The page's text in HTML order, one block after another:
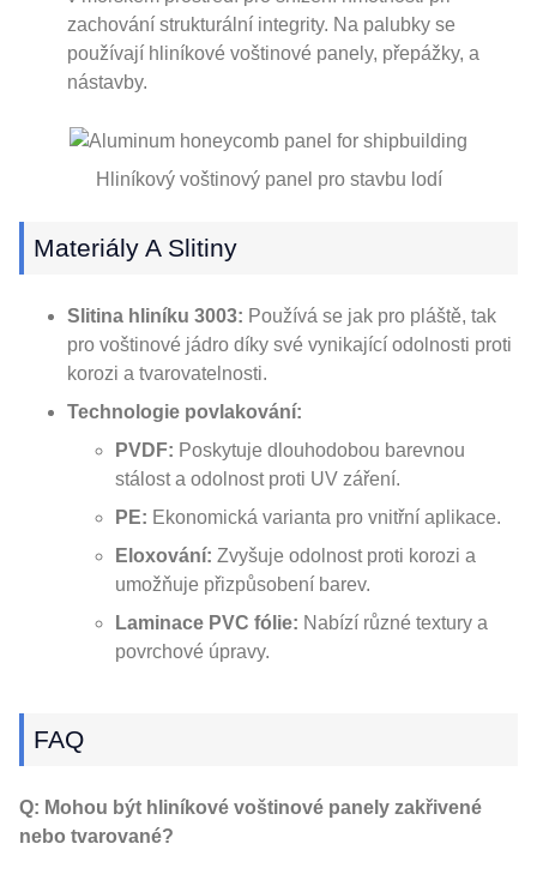
zachování strukturální integrity. Na palubky se
používají hliníkové voštinové panely, přepážky, a
nástavby.
Hliníkový voštinový panel pro stavbu lodí
Materiály A Slitiny
Slitina hliníku 3003: Používá se jak pro pláště, tak
pro voštinové jádro díky své vynikající odolnosti proti
korozi a tvarovatelnosti.
Technologie povlakování:
PVDF: Poskytuje dlouhodobou barevnou
stálost a odolnost proti UV záření.
PE: Ekonomická varianta pro vnitřní aplikace.
Eloxování: Zvyšuje odolnost proti korozi a
umožňuje přizpůsobení barev.
Laminace PVC fólie: Nabízí různé textury a
povrchové úpravy.
FAQ
Q: Mohou být hliníkové voštinové panely zakřivené
nebo tvarované?